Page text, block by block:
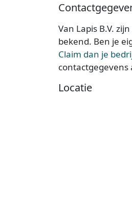
Van Lapis B.V.
bekend. Ben je
Claim dan je
contactgegevens
Locatie